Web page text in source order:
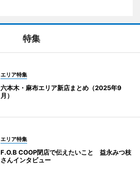
特集
エリア特集
六本木・麻布エリア新店まとめ（2025年9
月）
エリア特集
F.O.B COOP閉店で伝えたいこと 益永みつ枝
さんインタビュー